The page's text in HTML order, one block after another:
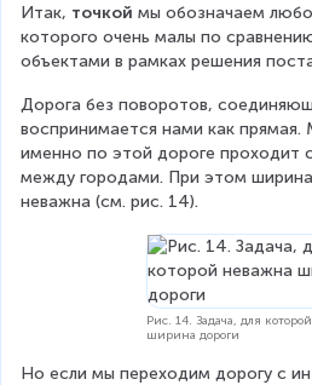
Итак, точкой мы обозначаем
которого очень малы по
объектами в рамках решения
Дорога без поворотов,
воспринимается нами как
именно по этой дороге проходит
между городами. При этом
неважна (см. рис. 14).
Рис. 14. Задача, для
ширина дороги
Но если мы переходим дорогу с